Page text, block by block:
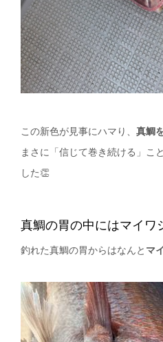
この新色が見事にハマり、 真鯛
まさに「信じて巻き続ける」こ
した👏
真鯛の胃の中にはマイワ
釣れた真鯛の胃からはなんと マ